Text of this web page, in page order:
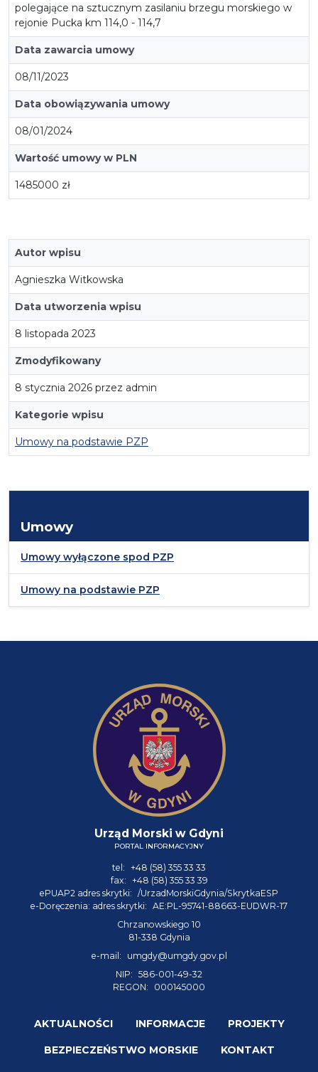
polegające na sztucznym zasilaniu brzegu morskiego w
rejonie Pucka km 114,0 - 114,7
Data zawarcia umowy
08/11/2023
Data obowiązywania umowy
08/01/2024
Wartość umowy w PLN
1485000 zł
Autor wpisu
Agnieszka Witkowska
Data utworzenia wpisu
8 listopada 2023
Zmodyfikowany
8 stycznia 2026 przez admin
Kategorie wpisu
Umowy na podstawie PZP
Umowy
Umowy wyłączone spod PZP
Umowy na podstawie PZP
Urząd Morski w Gdyni
PORTAL INFORMACYJNY
tel: +48 (58) 355 33 33
fax: +48 (58) 355 33 39
ePUAP2 adres skrytki: /UrzadMorskiGdynia/SkrytkaESP
e-Doręczenia: adres skrytki: AE:PL-95741-88663-EUDWR-17
Chrzanowskiego 10
81-338 Gdynia
e-mail:
umgdy@umgdy.gov.pl
NIP: 586-001-49-32
REGON:
000145000
AKTUALNOŚCI INFORMACJE PROJEKTY
BEZPIECZEŃSTWO MORSKIE KONTAKT